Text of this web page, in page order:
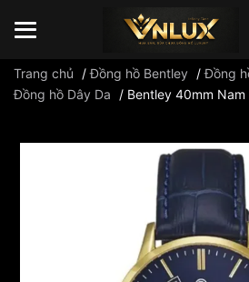
Trang chủ /Đồng hồ Bentley /Đồng
Đồng hồ Dây Da
/ Bentley 40mm